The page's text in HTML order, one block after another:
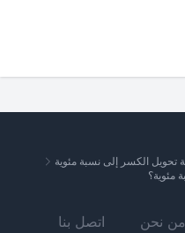
تحويل الكسر إلى نسبة مئوية
من نحن اتصل بنا